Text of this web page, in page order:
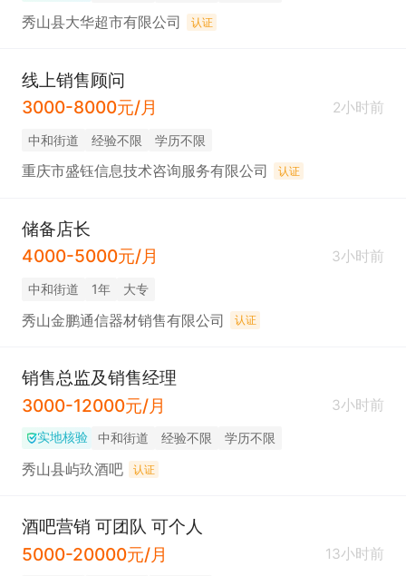
秀山县大华超市有限公司 认证
线上销售顾问
3000-8000元/月
2小时前
中和街道 经验不限 学历不限
重庆市盛钰信息技术咨询服务有限公司 认证
储备店长
4000-5000元/月
3小时前
中和街道 1年 大专
秀山金鹏通信器材销售有限公司 认证
销售总监及销售经理
3000-12000元/月
3小时前
实地核验 中和街道 经验不限 学历不限
秀山县屿玖酒吧 认证
酒吧营销 可团队 可个人
5000-20000元/月
13小时前